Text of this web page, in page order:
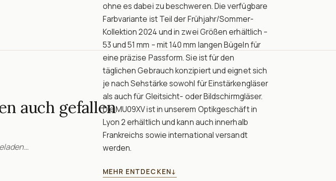
ohne es dabei zu beschweren. Die verfügbare
Farbvariante ist Teil der Frühjahr/Sommer-
Kollektion 2024 und in zwei Größen erhältlich –
53 und 51 mm – mit 140 mm langen Bügeln für
eine präzise Passform. Sie ist für den
täglichen Gebrauch konzipiert und eignet sich
je nach Sehstärke sowohl für Einstärkengläser
als auch für Gleitsicht- oder Bildschirmgläser.
Die MU09XV ist in unserem Optikgeschäft in
Lyon 2 erhältlich und kann auch innerhalb
Frankreichs sowie international versandt
werden.
MEHR ENTDECKEN↓
auch gefallen